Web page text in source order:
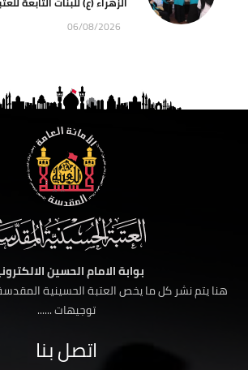
06/08/2026
بوابة الامام الحسين
هنا يتم نشر كل ما يخص العتبة الحسينية
توجيهات ......
اتصل بنا